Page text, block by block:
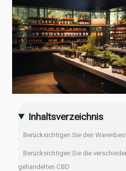
Inhaltsverzeichnis
Berücksichtigen Sie den
Berücksichtigen Sie die
gehandelten CBD